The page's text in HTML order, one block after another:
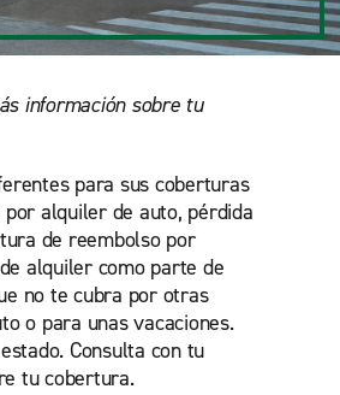
información sobre tu
para sus coberturas
alquiler de auto, pérdida
de reembolso por
alquiler como parte de
no te cubra por otras
o para unas vacaciones.
Consulta con tu
tu cobertura.